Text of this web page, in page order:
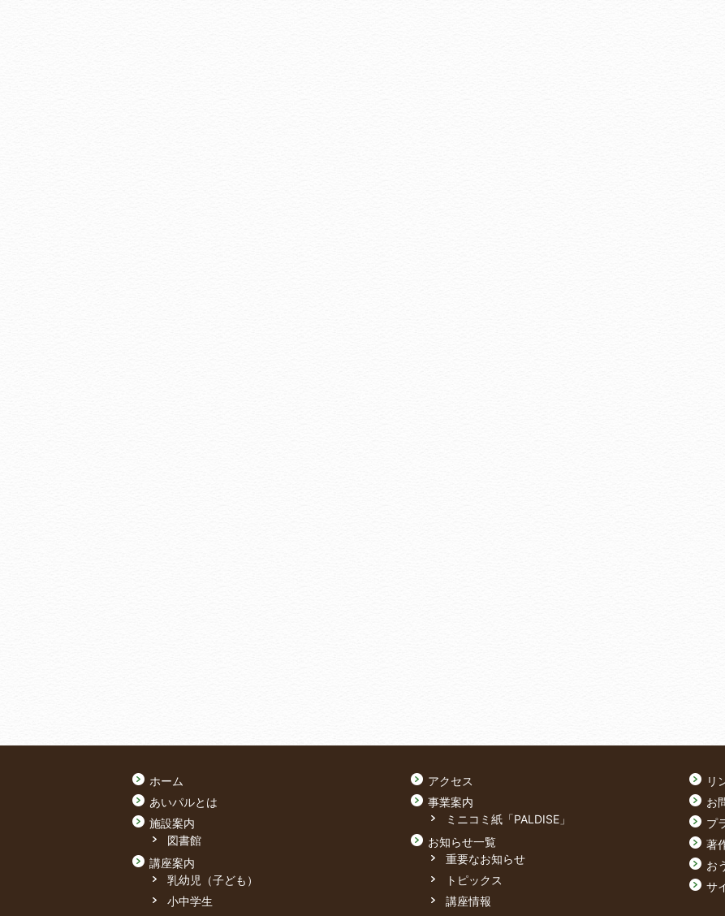
ホーム
あいパルとは
施設案内
図書館
講座案内
乳幼児（子ども）
小中学生
アクセス
事業案内
ミニコミ紙「PALDISE」
お知らせ一覧
重要なお知らせ
トピックス
講座情報
リ
お
プ
著
お
サ